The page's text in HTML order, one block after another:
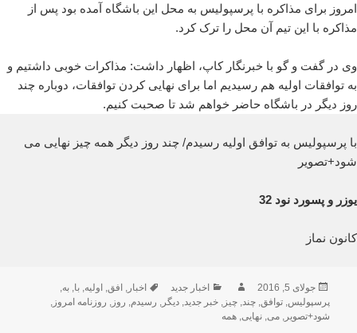
امروز برای مذاکره با پرسپولیس به محل این باشگاه آمده بود پس از
مذاکره با این تیم آن محل را ترک کرد.
وی در گفت و گو با خبرنگار کاپ، اظهار داشت: مذاکرات خوبی داشتیم و
به توافقات اولیه هم رسیدیم اما برای نهایی کردن توافقات، دوباره چند
روز دیگر در باشگاه حاضر خواهم شد تا صحبت کنیم.
با پرسپولیس به توافق اولیه رسیدم/ چند روز دیگر همه چیز نهایی می
شود+تصویر
یوزر و پسورد نود 32
کانون نماز
ارسال
شده
در
جولای 5, 2016 نویسندهدسته‌ها
اخبار جدید برچسب‌ها
اخبار, افق, اولیه,با,به,
پرسپولیس,توافق,چند,چیز,خبر جدید,دیگر, رسیدم, روز, روزنامه امروز,
شود+تصویر,می,نهایی,همه